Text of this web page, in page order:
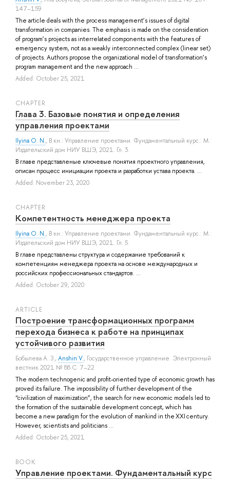
147–159
The article deals with the process management’s issues of digital
transformation in companies. The emphasis is made on the consideration
of program’s projects as interrelated components with the features of
emergency system, not as a weakly interconnected complex (linear set)
of projects. Authors propose the organizational model of transformation’s
program management and the new approach ...
Added: October 25, 2021
СHAPTER
Глава 3. Базовые понятия и определения
управления проектами
Ilyina O. N., В кн.: Управление проектами. Фундаментальный курс.: М.:
Издательский дом НИУ ВШЭ, 2021. Гл. 3.
В главе представленые ключевые понятия проектного управления,
описан процесс инициации проекта и разработки устава проекта. ...
Added: November 23, 2020
СHAPTER
Компетентность менеджера проекта
Ilyina O. N., В кн.: Управление проектами. Фундаментальный курс.: М.:
Издательский дом НИУ ВШЭ, 2021. Гл. 5.
В главе представлены структура и содержание требований к
компетенциям менеджера проекта на основе международных и
российских профессиональных стандартов. ...
Added: October 29, 2020
ARTICLE
Построение трансформационных программ
перехода бизнеса к работе на принципах
устойчивого развития
Бобылева А. З., Anshin V., Государственное управление. Электронный
вестник 2021 № 88 С. 7–22
The modern technogenic and profit-oriented type of economic growth has
proved its failure. The impossibility of further development of the
“civilization of maximization”, the search for new economic models led to
the formation of the sustainable development concept, which has
become a new paradigm for the evolution of mankind in the XXI century.
However, scientists and politicians ...
Added: October 25, 2021
BOOK
Управление проектами. Фундаментальный курс